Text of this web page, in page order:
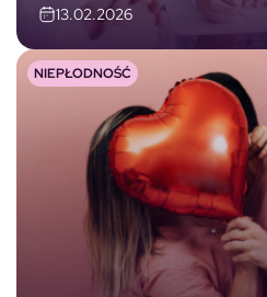
13.02.2026
NIEPŁODNOŚĆ